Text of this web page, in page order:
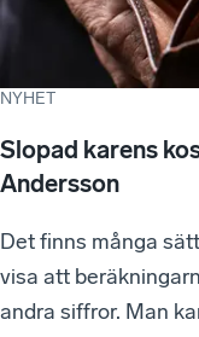
NYHET
Slopad karens
Andersson
Det finns många
visa att
andra siffror. Man